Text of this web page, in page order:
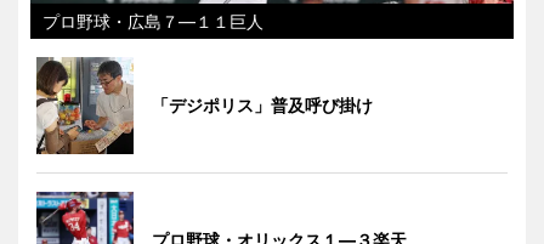
プロ野球・広島７―１１巨人
「デジポリス」普及呼び掛け
プロ野球・オリックス１―３楽天